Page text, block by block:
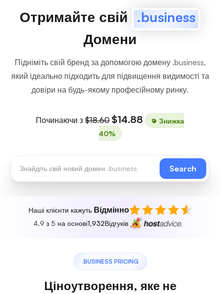
Отримайте свій .business
Домени
Підніміть свій бренд за допомогою домену .business,
який ідеально підходить для підвищення видимості та
довіри на будь-якому професійному ринку.
Починаючи з $18.60 $14.88
Знижка
40%
Search
Наші клієнти кажуть Відмінно
4.9 з 5 на основі1,932Відгуків
.BUSINESS PRICING
Ціноутворення, яке не